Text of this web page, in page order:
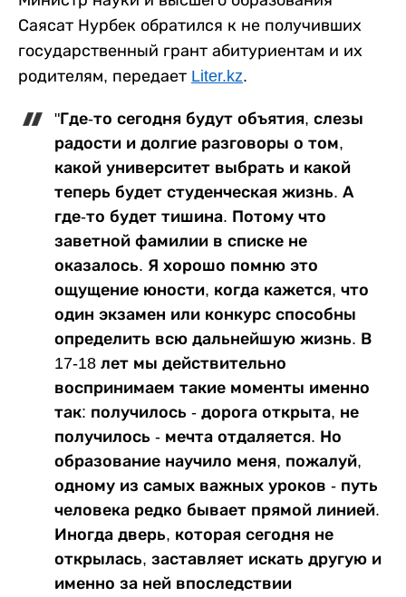
Саясат Нурбек обратился к не получивших
государственный грант абитуриентам и их
родителям, передает Liter.kz.
"Где-то сегодня будут объятия, слезы
радости и долгие разговоры о том,
какой университет выбрать и какой
теперь будет студенческая жизнь. А
где-то будет тишина. Потому что
заветной фамилии в списке не
оказалось. Я хорошо помню это
ощущение юности, когда кажется, что
один экзамен или конкурс способны
определить всю дальнейшую жизнь. В
17-18 лет мы действительно
воспринимаем такие моменты именно
так: получилось - дорога открыта, не
получилось - мечта отдаляется. Но
образование научило меня, пожалуй,
одному из самых важных уроков - путь
человека редко бывает прямой линией.
Иногда дверь, которая сегодня не
открылась, заставляет искать другую и
именно за ней впоследствии